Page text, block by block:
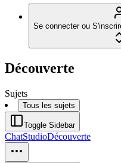
Se connecter ou
Découverte
Sujets
Tous les sujets
Toggle Sidebar
ChatStudioDécouverte